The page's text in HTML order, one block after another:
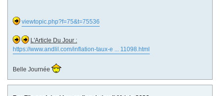
viewtopic.php?f=75&t=75536
L'Article Du Jour :
https://www.andlil.com/inflation-taux-e ... 11098.html
Belle Journée